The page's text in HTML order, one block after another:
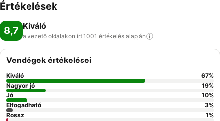
Értékelések
8,7 Kiváló
a vezető oldalakon írt 1001 értékelés alapján
Vendégek értékelései
Kiváló 67%
Nagyon jó
19%
Jó
10%
Elfogadható
3%
Rossz
1%